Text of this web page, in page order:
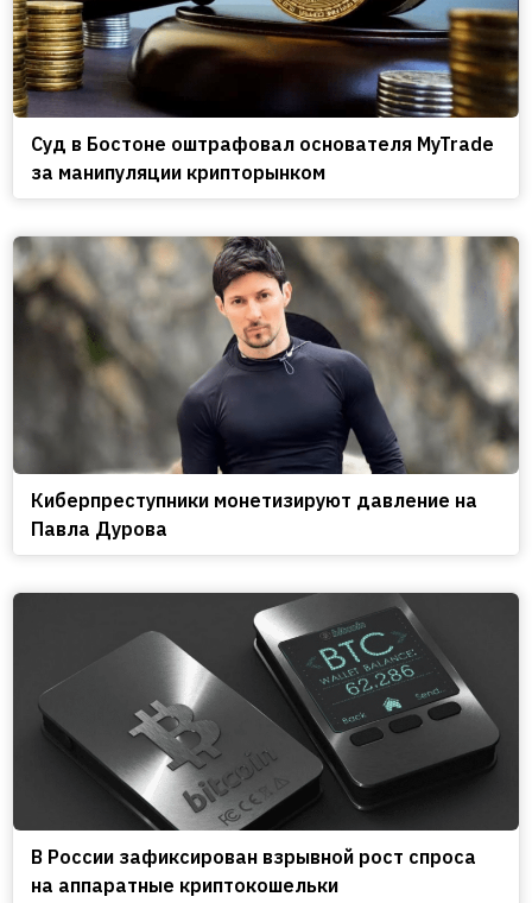
Cуд в Бостоне оштрафовал основателя MyTrade
за манипуляции крипторынком
Киберпреступники монетизируют давление на
Павла Дурова
В России зафиксирован взрывной рост спроса
на аппаратные криптокошельки